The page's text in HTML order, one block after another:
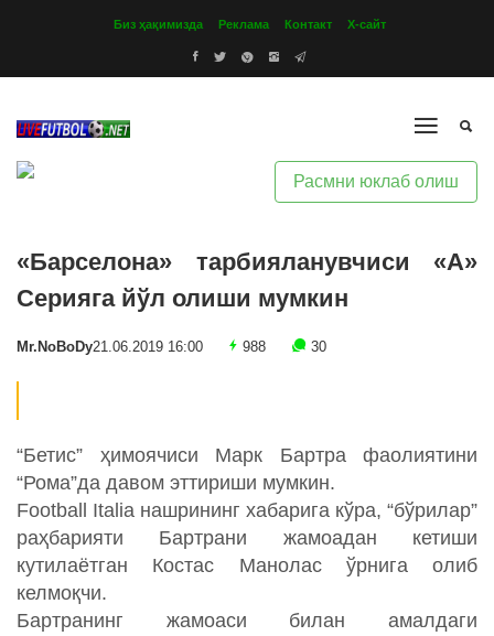
Биз ҳақимизда Реклама Контакт Х-сайт
Расмни юклаб олиш
«Барселона» тарбияланувчиси «А»
Серияга йўл олиши мумкин
Mr.NoBoDy21.06.2019 16:00 988 30
“Бетис” ҳимоячиси Марк Бартра фаолиятини
“Рома”да давом эттириши мумкин.
Football Italia нашрининг хабарига кўра, “бўрилар”
раҳбарияти Бартрани жамоадан кетиши
кутилаётган Костас Манолас ўрнига олиб
келмоқчи.
Бартранинг жамоаси билан амалдаги